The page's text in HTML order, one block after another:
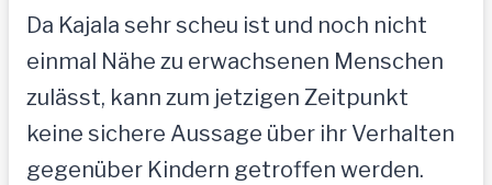
Da Kajala sehr scheu ist und noch nicht
einmal Nähe zu erwachsenen Menschen
zulässt, kann zum jetzigen Zeitpunkt
keine sichere Aussage über ihr Verhalten
gegenüber Kindern getroffen werden.